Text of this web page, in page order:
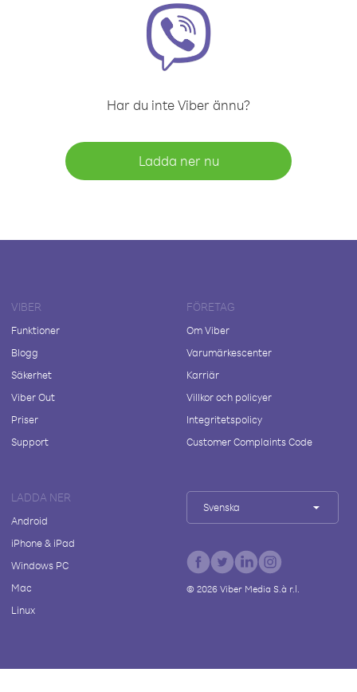
Har du inte Viber ännu?
Ladda ner nu
VIBER
Funktioner
Blogg
Säkerhet
Viber Out
Priser
Support
FÖRETAG
Om Viber
Varumärkescenter
Karriär
Villkor och policyer
Integritetspolicy
Customer Complaints Code
LADDA NER
Android
iPhone & iPad
Windows PC
Mac
Linux
Svenska
© 2026Viber Media S.à r.l.